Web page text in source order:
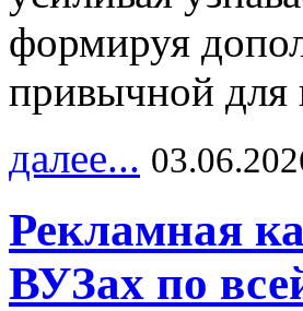
формируя
привычной для
далее...
Рекламная
ВУЗах по